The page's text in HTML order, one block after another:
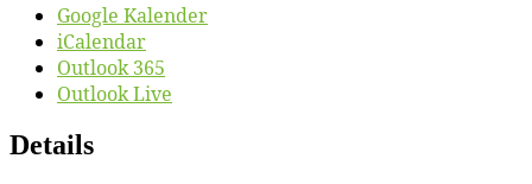
Google Kalender
iCalendar
Outlook 365
Outlook Live
Details